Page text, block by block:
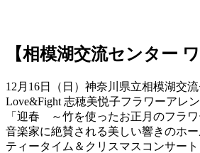
【相模湖交流センター
12月16日（日）神奈川県立相模湖交
Love&Fight 志穂美悦子フラワーアレ
「迎春 ～竹を使ったお正月のフラワ
音楽家に絶賛される美しい響きのホ
ティータイム＆クリスマスコンサート